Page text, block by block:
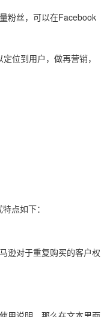
粉丝，可以在Facebook
位到用户，做再营销，
点如下：
逊对于重复购买的客户权